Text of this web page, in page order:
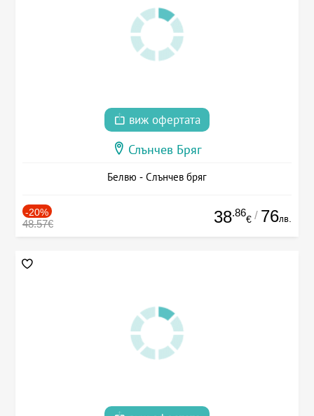
виж офертата
Слънчев Бряг
Белвю - Слънчев бряг
-20%
48.57€ 38.86
€ / 76лв.